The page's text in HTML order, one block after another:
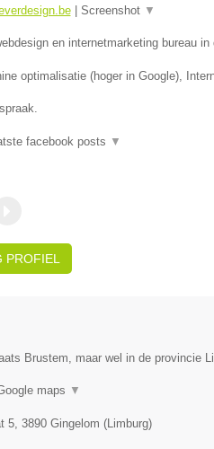
| Screenshot ▼
en internetmarketing bureau in
optimalisatie (hoger in Google),
facebook posts ▼
PROFIEL
Brustem, maar wel in de provincie
maps ▼
5, 3890 Gingelom (Limburg)